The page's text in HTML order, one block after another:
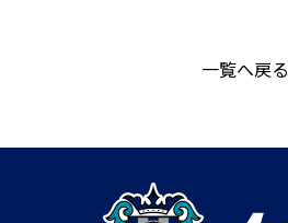
一覧へ戻る